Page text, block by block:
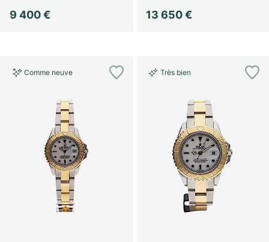
9 400 € 13 650 €
Comme neuve Très bien